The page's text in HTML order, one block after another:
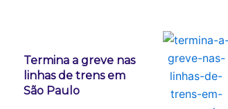
Termina a greve nas
linhas de trens em
São Paulo